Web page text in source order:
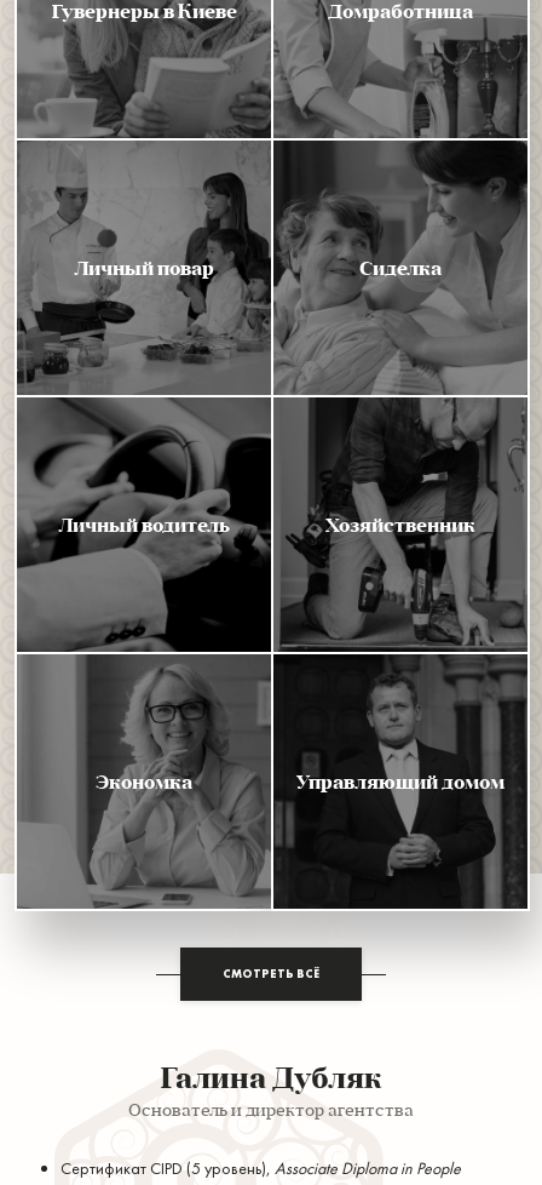
Гувернеры в Киеве Домработница
Личный повар Сиделка
Личный водитель Хозяйственник
Экономка Управляющий домом
СМОТРЕТЬ ВСЁ
Галина Дубляк
Основатель и директор агентства
Сертификат CIPD (5 уровень), Associate Diploma in People